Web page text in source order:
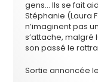
gens… Ils se fait
Stéphanie (Laura
n’imaginent pas
s’attache, malgré
son passé le
Sortie annoncée